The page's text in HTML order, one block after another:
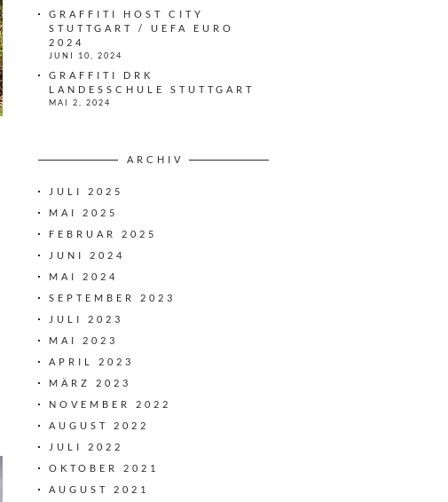
GRAFFITI HOST CITY
STUTTGART / UEFA EURO
2024
JUNI 10, 2024
GRAFFITI DRK
LANDESSCHULE STUTTGART
MAI 2, 2024
ARCHIV
JULI 2025
MAI 2025
FEBRUAR 2025
JUNI 2024
MAI 2024
SEPTEMBER 2023
JULI 2023
MAI 2023
APRIL 2023
MÄRZ 2023
NOVEMBER 2022
AUGUST 2022
JULI 2022
OKTOBER 2021
AUGUST 2021